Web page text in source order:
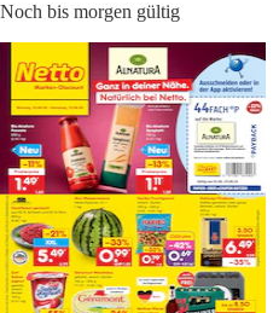
Noch bis morgen gültig